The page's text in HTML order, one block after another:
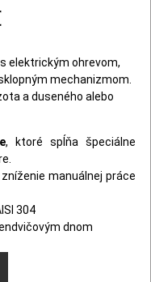
s elektrickým ohrevom,
mechanizmom.
a duseného alebo
, ktoré spĺňa špeciálne
manuálnej práce
304
dnom